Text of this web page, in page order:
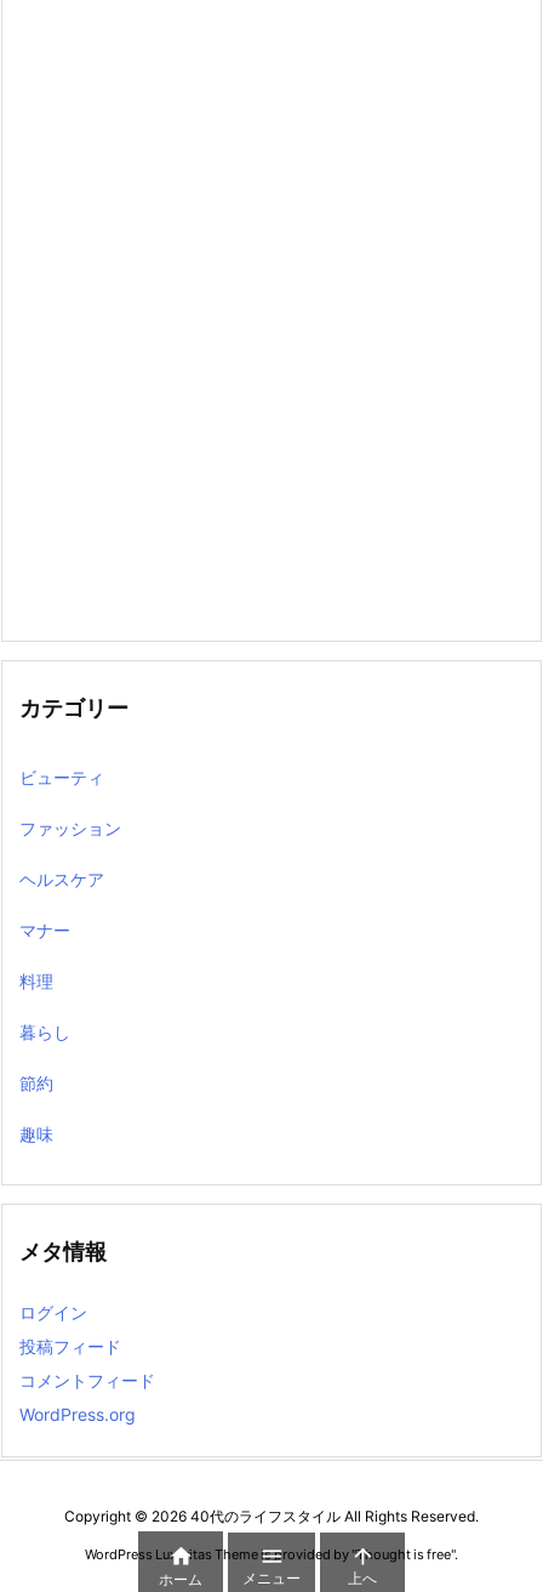
カテゴリー
ビューティ
ファッション
ヘルスケア
マナー
料理
暮らし
節約
趣味
メタ情報
ログイン
投稿フィード
コメントフィード
WordPress.org
Copyright © 2026 40代のライフスタイル All Rights Reserved.
WordPress Luxeritas Theme is provided by "Thought is free".

ホーム

メニュー

上へ